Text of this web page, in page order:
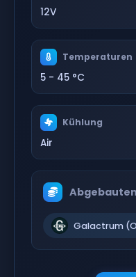
12V
Temperaturen
5 - 45 °C
Kühlung
Air
Galactrum